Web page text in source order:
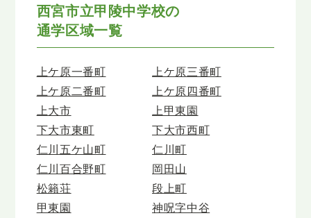
西宮市立甲陵中学校の
通学区域一覧
上ケ原一番町
上ケ原三番町
上ケ原二番町
上ケ原四番町
上大市
上甲東園
下大市東町
下大市西町
仁川五ケ山町
仁川町
仁川百合野町
岡田山
松籟荘
段上町
甲東園
神呪字中谷